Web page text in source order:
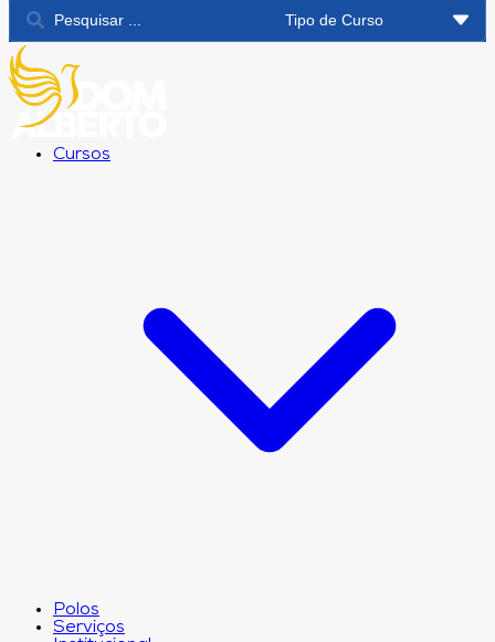
Cursos
Polos
Serviços